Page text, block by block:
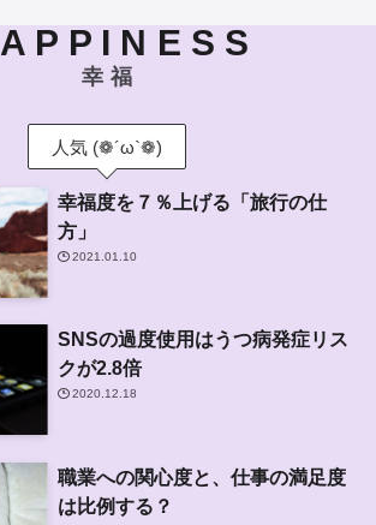
A P P I N E S S
幸 福
人気 (❁´ω`❁)
幸福度を７％上げる「旅行の仕
方」
2021.01.10
SNSの過度使用はうつ病発症リス
クが2.8倍
2020.12.18
職業への関心度と、仕事の満足度
は比例する？